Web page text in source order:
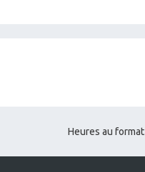
Heures au format